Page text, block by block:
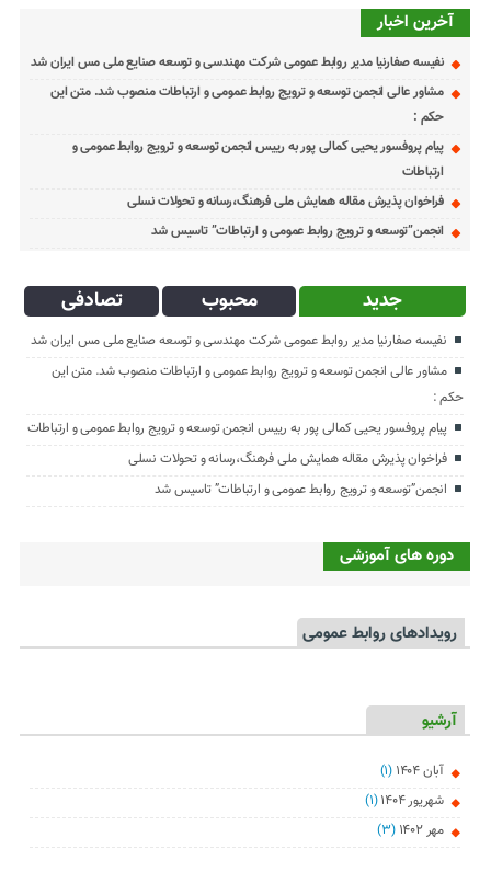
آخرین اخبار
نفیسه صفارنیا مدیر روابط‌ عمومی شرکت مهندسی و توسعه صنایع ملی مس ایران شد
مشاور عالی انجمن توسعه و ترویج روابط عمومی و ارتباطات منصوب شد. متن این
حکم :
پیام پروفسور یحیی کمالی پور به رییس انجمن توسعه و ترویج روابط عمومی و
ارتباطات
فراخوان پذیرش مقاله همایش ملی فرهنگ،رسانه و تحولات نسلی
انجمن”توسعه و ترویج روابط عمومی و ارتباطات” تاسیس شد
جدید محبوب تصادفی
نفیسه صفارنیا مدیر روابط‌ عمومی شرکت مهندسی و توسعه صنایع ملی مس ایران شد
مشاور عالی انجمن توسعه و ترویج روابط عمومی و ارتباطات منصوب شد. متن این
حکم :
پیام پروفسور یحیی کمالی پور به رییس انجمن توسعه و ترویج روابط عمومی و ارتباطات
فراخوان پذیرش مقاله همایش ملی فرهنگ،رسانه و تحولات نسلی
انجمن”توسعه و ترویج روابط عمومی و ارتباطات” تاسیس شد
دوره های آموزشی
رویدادهای روابط عمومی
آرشیو
آبان ۱۴۰۴
(۱)
شهریور ۱۴۰۴
(۱)
مهر ۱۴۰۲
(۳)